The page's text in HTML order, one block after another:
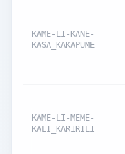
KAME-LI-KANE-
KASA_KAKAPUME
KAME-LI-MEME-
KALI_KARIRILI